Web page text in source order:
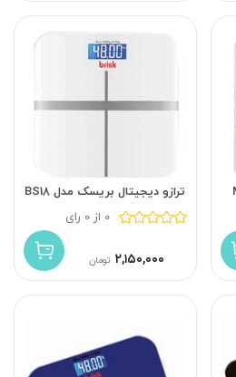
ترازو دیجیتال بریسک مدل BS18
0 از 0 رای
۲,۱۵۰,۰۰۰ تومان